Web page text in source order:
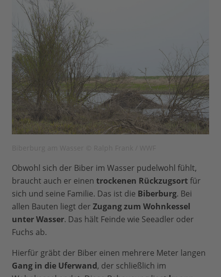
Obwohl sich der Biber im Wasser pudelwohl fühlt,
braucht auch er einen trockenen Rückzugsortfür
sich und seine Familie. Das ist die Biberburg. Bei
allen Bauten liegt der Zugang zum Wohnkessel
unter Wasser. Das hält Feinde wie Seeadler oder
Fuchs ab.
Hierfür gräbt der Biber einen mehrere Meter langen
Gang in die Uferwand, der schließlich im